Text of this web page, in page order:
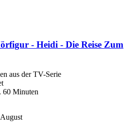
-​ Heidi -​ Die Reise Zum
aus der TV-Serie
60 Minuten